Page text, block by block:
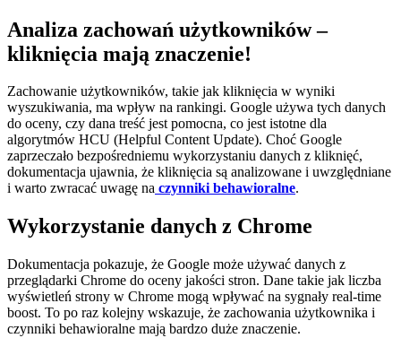
Analiza zachowań użytkowników –
kliknięcia mają znaczenie!
Zachowanie użytkowników, takie jak kliknięcia w wyniki
wyszukiwania, ma wpływ na rankingi. Google używa tych danych
do oceny, czy dana treść jest pomocna, co jest istotne dla
algorytmów HCU (Helpful Content Update). Choć Google
zaprzeczało bezpośredniemu wykorzystaniu danych z kliknięć,
dokumentacja ujawnia, że kliknięcia są analizowane i uwzględniane
i warto zwracać uwagę na czynniki behawioralne.
Wykorzystanie danych z Chrome
Dokumentacja pokazuje, że Google może używać danych z
przeglądarki Chrome do oceny jakości stron. Dane takie jak liczba
wyświetleń strony w Chrome mogą wpływać na sygnały real-time
boost. To po raz kolejny wskazuje, że zachowania użytkownika i
czynniki behawioralne mają bardzo duże znaczenie.